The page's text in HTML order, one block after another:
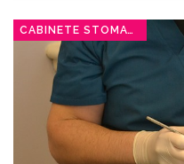
CABINETE STOMATOLOGICE